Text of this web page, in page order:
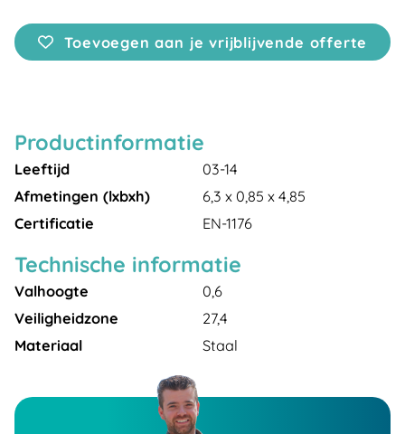
Toevoegen aan je vrijblijvende offerte
Productinformatie
Leeftijd
03-14
Afmetingen (lxbxh)
6,3 x 0,85 x 4,85
Certificatie
EN-1176
Technische informatie
Valhoogte
0,6
Veiligheidzone
27,4
Materiaal
Staal